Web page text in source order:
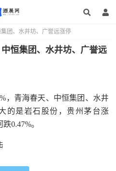
团、水井坊、广誉远涨停
恒集团、水井坊、广誉远
，青海春天、中恒集团、水井
的是岩石股份，贵州茅台涨
0.47%。